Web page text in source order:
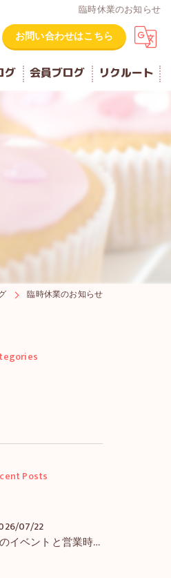
臨時休業のお知らせ
お問い合わせはこちら
グ 会員ブログ リクルート
臨時休業のお知らせ
Posts
07/22
8月のイベントと営業時間のお知らせ